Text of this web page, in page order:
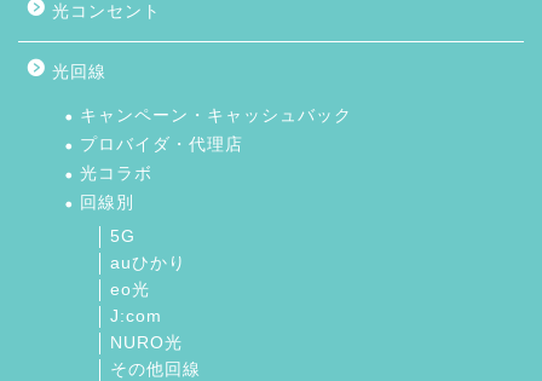
光コンセント
光回線
キャンペーン・キャッシュバック
プロバイダ・代理店
光コラボ
回線別
5G
auひかり
eo光
J:com
NURO光
その他回線